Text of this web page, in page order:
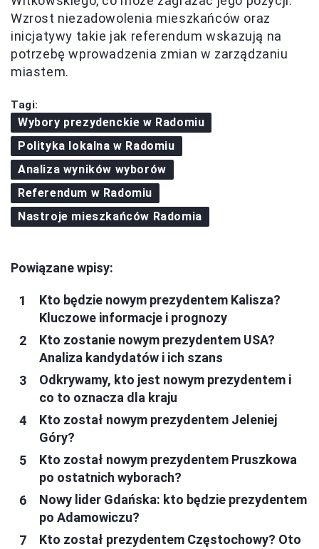
Wzrost niezadowolenia mieszkańców oraz
inicjatywy takie jak referendum wskazują na
potrzebę wprowadzenia zmian w zarządzaniu
miastem.
Tagi:
Wybory prezydenckie w Radomiu
Polityka lokalna w Radomiu
Analiza wyników wyborów
Referendum w Radomiu
Nastroje mieszkańców Radomia
Powiązane wpisy:
Kto będzie nowym prezydentem Kalisza?
Kluczowe informacje i prognozy
Kto zostanie nowym prezydentem USA?
Analiza kandydatów i ich szans
Odkrywamy, kto jest nowym prezydentem i
co to oznacza dla kraju
Kto został nowym prezydentem Jeleniej
Góry?
Kto został nowym prezydentem Pruszkowa
po ostatnich wyborach?
Nowy lider Gdańska: kto będzie prezydentem
po Adamowiczu?
Kto został prezydentem Częstochowy? Oto